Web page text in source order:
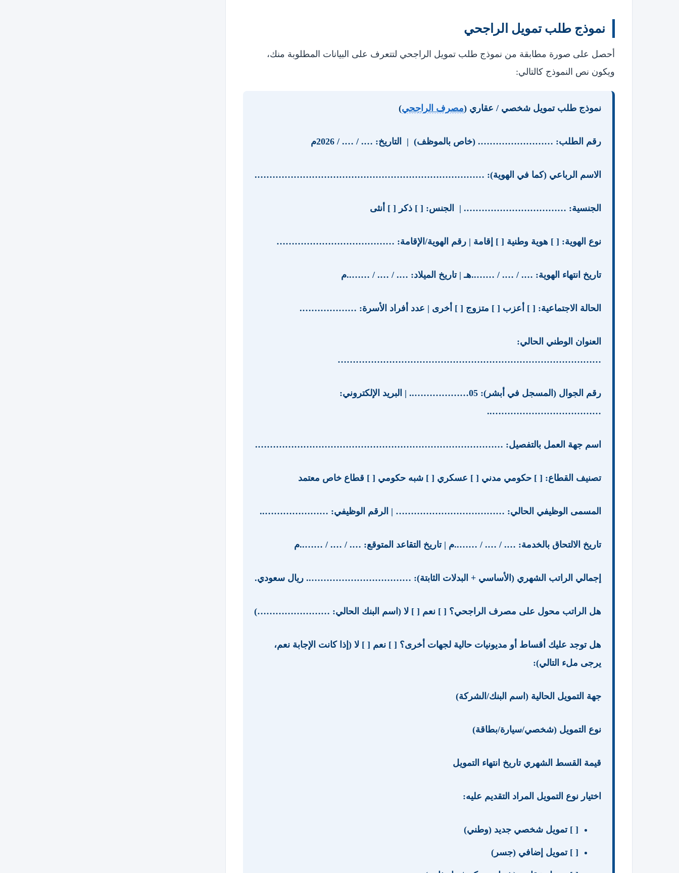
نموذج طلب تمويل الراجحي
أحصل على صورة مطابقة من نموذج طلب تمويل الراجحي لتتعرف على البيانات المطلوبة منك،
ويكون نص النموذج كالتالي:
نموذج طلب تمويل شخصي / عقاري (مصرف الراجحي)
رقم الطلب: ……………………. (خاص بالموظف) | التاريخ: …. / …. / 2026م
الاسم الرباعي (كما في الهوية): ………………………………………………………………….
الجنسية: ……………………………. | الجنس: [ ] ذكر [ ] أنثى
نوع الهوية: [ ] هوية وطنية [ ] إقامة | رقم الهوية/الإقامة: …………………………………
تاريخ انتهاء الهوية: …. / …. / ……..هـ | تاريخ الميلاد: …. / …. / ……..م
الحالة الاجتماعية: [ ] أعزب [ ] متزوج [ ] أخرى | عدد أفراد الأسرة: ……………….
العنوان الوطني الحالي:
……………………………………………………………………………
رقم الجوال (المسجل في أبشر): 05……………….. | البريد الإلكتروني:
………………………………..
اسم جهة العمل بالتفصيل: ……………………………………………………………………….
تصنيف القطاع: [ ] حكومي مدني [ ] عسكري [ ] شبه حكومي [ ] قطاع خاص معتمد
المسمى الوظيفي الحالي: ……………………………… | الرقم الوظيفي: …………………..
تاريخ الالتحاق بالخدمة: …. / …. / ……..م | تاريخ التقاعد المتوقع: …. / …. / ……..م
إجمالي الراتب الشهري (الأساسي + البدلات الثابتة): …………………………….. ريال سعودي.
هل الراتب محول على مصرف الراجحي؟ [ ] نعم [ ] لا (اسم البنك الحالي: ……………………)
هل توجد عليك أقساط أو مديونيات حالية لجهات أخرى؟ [ ] نعم [ ] لا (إذا كانت الإجابة نعم،
يرجى ملء التالي):
جهة التمويل الحالية (اسم البنك/الشركة)
نوع التمويل (شخصي/سيارة/بطاقة)
قيمة القسط الشهري تاريخ انتهاء التمويل
اختيار نوع التمويل المراد التقديم عليه:
[ ] تمويل شخصي جديد (وطني)
[ ] تمويل إضافي (جسر)